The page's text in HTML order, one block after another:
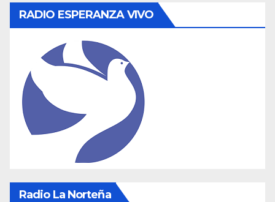
RADIO ESPERANZA VIVO
Radio La Norteña